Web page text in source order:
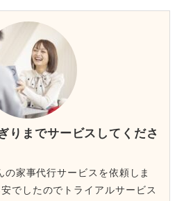
りまでサービスしてくださ
の家事代行サービスを依頼しま
でしたのでトライアルサービス